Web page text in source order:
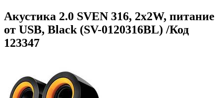
Акустика 2.0 SVEN 316, 2x2W, питание
от USB, Black (SV-0120316BL) /Код
123347